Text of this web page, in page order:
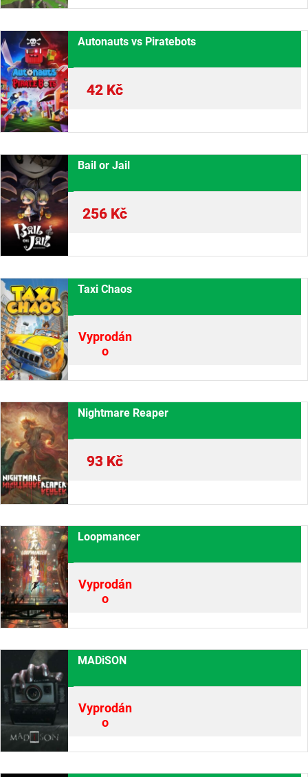
Autonauts vs Piratebots
42 Kč
Bail or Jail
256 Kč
Taxi Chaos
Vyprodán
o
Nightmare Reaper
93 Kč
Loopmancer
Vyprodán
o
MADiSON
Vyprodán
o